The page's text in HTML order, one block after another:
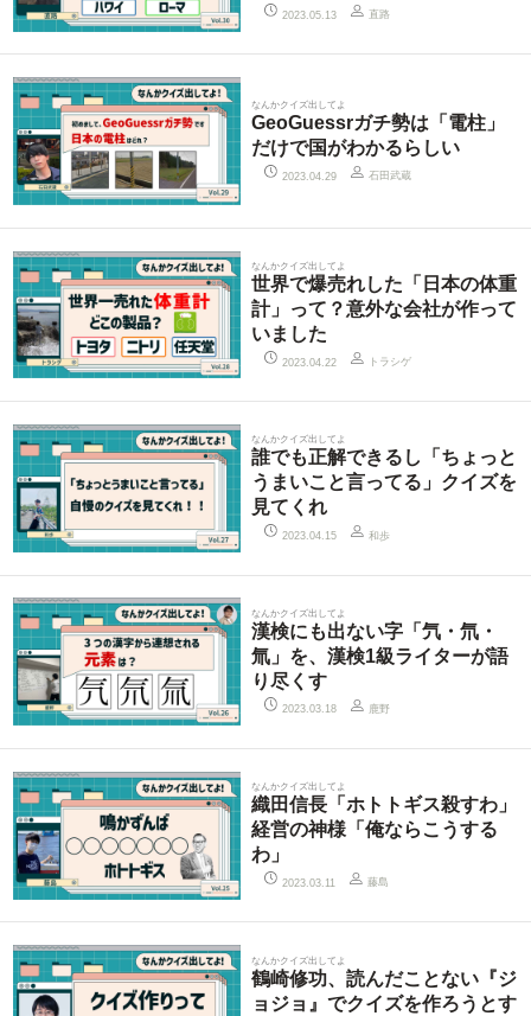
2023.05.13 直路
なんかクイズ出してよ
GeoGuessrガチ勢は「電柱」
だけで国がわかるらしい
2023.04.29 石田武蔵
なんかクイズ出してよ
世界で爆売れした「日本の体重
計」って？意外な会社が作って
いました
2023.04.22 トラシゲ
なんかクイズ出してよ
誰でも正解できるし「ちょっと
うまいこと言ってる」クイズを
見てくれ
2023.04.15 和歩
なんかクイズ出してよ
漢検にも出ない字「氕・氘・
氚」を、漢検1級ライターが語
り尽くす
2023.03.18 鹿野
なんかクイズ出してよ
織田信長「ホトトギス殺すわ」
経営の神様「俺ならこうする
わ」
2023.03.11 藤島
なんかクイズ出してよ
鶴崎修功、読んだことない『ジ
ョジョ』でクイズを作ろうとす